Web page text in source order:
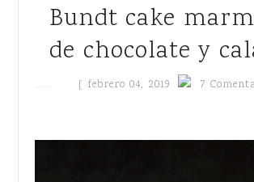
Bundt cake marmolado
de chocolate y
{ febrero 04, 2019 7